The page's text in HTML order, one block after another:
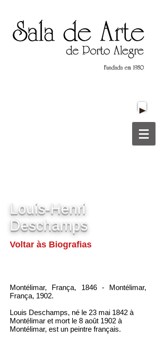
Louis-Henri
Deschamps
Voltar às Biografias
Montélimar, França, 1846 - Montélimar,
França, 1902.
Louis Deschamps, né le 23 mai 1842 à
Montélimar et mort le 8 août 1902 à
Montélimar, est un peintre français.